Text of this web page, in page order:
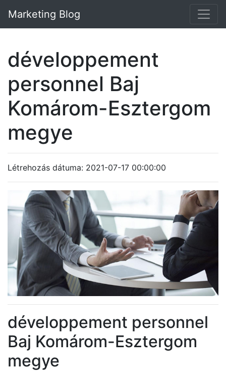
Marketing Blog
développement
personnel Baj
Komárom-Esztergom
megye
Létrehozás dátuma: 2021-07-17 00:00:00
développement personnel
Baj Komárom-Esztergom
megye